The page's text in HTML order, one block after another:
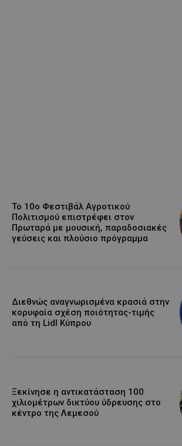
Το 10ο Φεστιβάλ Αγροτικού
Πολιτισμού επιστρέφει στον
Πρωταρά με μουσική, παραδοσιακές
γεύσεις και πλούσιο πρόγραμμα
Διεθνώς αναγνωρισμένα κρασιά στην
κορυφαία σχέση ποιότητας-τιμής
από τη Lidl Κύπρου
Ξεκίνησε η αντικατάσταση 100
χιλιομέτρων δικτύου ύδρευσης στο
κέντρο της Λεμεσού